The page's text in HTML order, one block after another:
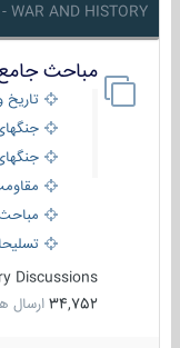
WAR AND HISTORY - بخش جنگ و تاریخ
مباحث جامع
تاریخ و
جنگهای
جنگهای
مقاومت
مباحث
تسلیحات
Discussions
34,752 ارسال ها